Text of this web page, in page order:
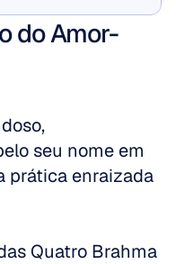
do Amor-
seu nome em
prática enraizada
Quatro Brahma